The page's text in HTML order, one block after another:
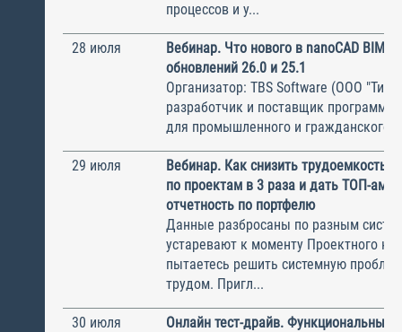
процессов и у...
28 июля
Вебинар. Что нового в nanoCAD BIM
обновлений 26.0 и 25.1
Организатор: TBS Software (ООО
разработчик и поставщик
для промышленного и гражданского
29 июля
Вебинар. Как снизить трудоемкость
по проектам в 3 раза и дать ТОП-ам
отчетность по портфелю
Данные разбросаны по разным
устаревают к моменту Проектного
пытаетесь решить системную
трудом. Пригл...
30 июля
Онлайн тест-драйв. Функциональные